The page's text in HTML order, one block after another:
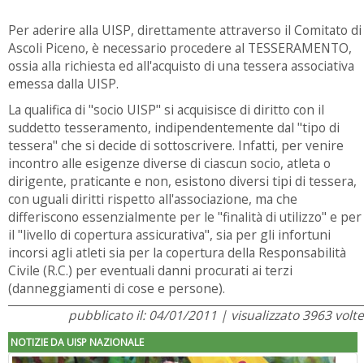
Per aderire alla UISP, direttamente attraverso il Comitato di
Ascoli Piceno, è necessario procedere al TESSERAMENTO,
ossia alla richiesta ed all'acquisto di una tessera associativa
emessa dalla UISP.
La qualifica di "socio UISP" si acquisisce di diritto con il
suddetto tesseramento, indipendentemente dal "tipo di
tessera" che si decide di sottoscrivere. Infatti, per venire
incontro alle esigenze diverse di ciascun socio, atleta o
dirigente, praticante e non, esistono diversi tipi di tessera,
con uguali diritti rispetto all'associazione, ma che
differiscono essenzialmente per le "finalità di utilizzo" e per
il "livello di copertura assicurativa", sia per gli infortuni
incorsi agli atleti sia per la copertura della Responsabilità
Civile (R.C.) per eventuali danni procurati ai terzi
(danneggiamenti di cose e persone).
pubblicato il: 04/01/2011 | visualizzato 3963 volte
NOTIZIE DA UISP NAZIONALE